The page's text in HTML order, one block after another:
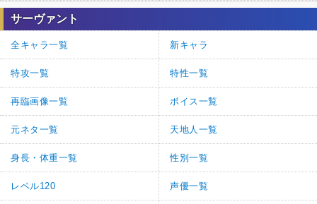
サーヴァント
全キャラ一覧 新キャラ
特攻一覧 特性一覧
再臨画像一覧 ボイス一覧
元ネタ一覧 天地人一覧
身長・体重一覧 性別一覧
レベル120 声優一覧